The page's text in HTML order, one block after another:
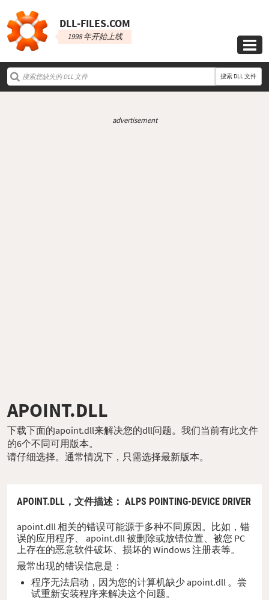
DLL‑FILES.COM
1998 年开始上线

搜索 DLL 文件
advertisement
APOINT.DLL
下载下面的apoint.dll来解决您的dll问题。我们当前有此文件
的6个不同可用版本。
请仔细选择。通常情况下，只需选择最新版本。
APOINT.DLL， 文件描述 ： ALPS POINTING-DEVICE DRIVER
apoint.dll 相关的错误可能源于多种不同原因。比如，错
误的应用程序、 apoint.dll 被删除或放错位置、被您 PC
上存在的恶意软件破坏、损坏的 Windows 注册表等。
最常出现的错误信息是：
程序无法启动，因为您的计算机缺少 apoint.dll 。尝
试重新安装程序来解决这个问题。